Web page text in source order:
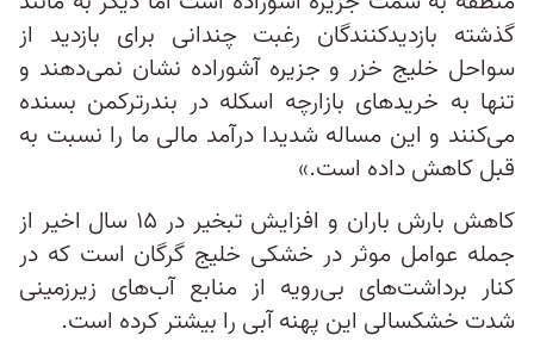
گذشته بازدیدکنندگان رغبت چندانی برای بازدید از
سواحل خلیج خزر و جزیره آشوراده نشان نمی‌دهند و
تنها به خرید‌های بازارچه اسکله در بندرترکمن بسنده
می‌کنند و این مساله شدیدا درآمد مالی ما را نسبت به
قبل کاهش داده است.»
کاهش بارش باران و افزایش تبخیر در ۱۵ سال اخیر از
جمله عوامل موثر در خشکی خلیج گرگان است که در
کنار برداشت‌های بی‌رویه از منابع آب‌های زیرزمینی
شدت خشکسالی این پهنه آبی را بیشتر کرده است.